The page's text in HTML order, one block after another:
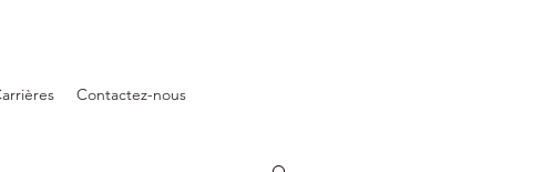
Contactez-nous